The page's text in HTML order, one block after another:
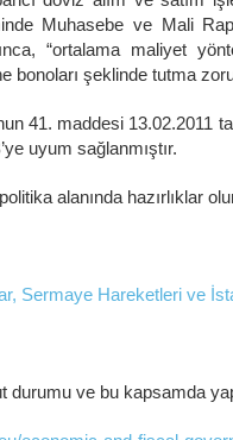
Muhasebe ve Mali
“ortalama maliyet
şeklinde tutma
41. maddesi 13.02.2011
uyum sağlanmıştır.
alanında hazırlıklar
Sermaye Hareketleri ve
durumu ve bu kapsamda